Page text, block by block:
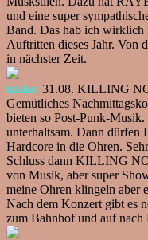
und eine super
Band. Das hab ich wirklich
Auftritten dieses Jahr. Von
in nächster Zeit.
niklas: 31.08. KILLING
Gemütliches
bieten so Post-Punk-
unterhaltsam. Dann dürfen
Hardcore in die Ohren.
Schluss dann KILLING
von Musik, aber super
meine Ohren klingeln aber
Nach dem Konzert gibt es
zum Bahnhof und auf nach